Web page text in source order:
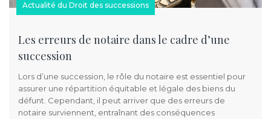
Actualité du Droit des successions
Les erreurs de notaire dans le cadre d’une
succession
Lors d’une succession, le rôle du notaire est essentiel pour
assurer une répartition équitable et légale des biens du
défunt. Cependant, il peut arriver que des erreurs de
notaire surviennent, entraînant des conséquences